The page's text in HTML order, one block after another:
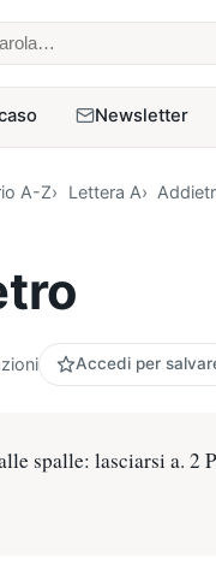
Newsletter
A-Z Lettera A
Accedi per
spalle: lasciarsi a. 2